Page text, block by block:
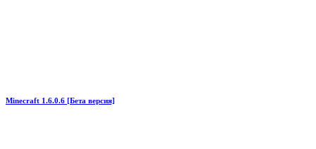
Minecraft 1.6.0.6 [Бета версия]